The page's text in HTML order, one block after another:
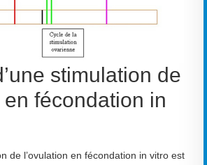
stimulation de
en fécondation in
de l’ovulation en fécondation in vitro est